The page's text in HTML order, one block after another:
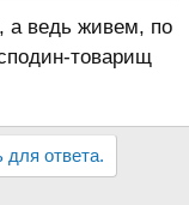
а ведь живем, по
товарищ
для ответа.